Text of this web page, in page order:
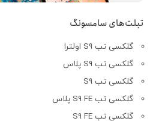
تبلت‌های سامسونگ
گلکسی تب S9 اولترا
گلکسی تب S9 پلاس
گلکسی تب S9
گلکسی تب S9 FE پلاس
گلکسی تب S9 FE